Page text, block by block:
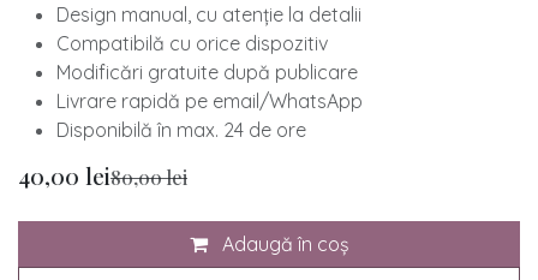
​Design manual, cu atenție la detalii
​Compatibilă cu orice dispozitiv
​Modificări gratuite după publicare
​Livrare rapidă pe email/WhatsApp
​Disponibilă în max. 24 de ore
40,00 lei80,00lei
Adaugă în coș